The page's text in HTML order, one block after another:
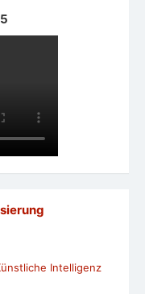
Intelligenz